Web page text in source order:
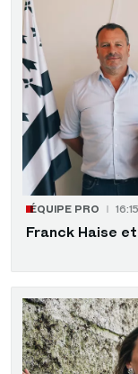
ÉQUIPE PRO 16:15
Franck Haise